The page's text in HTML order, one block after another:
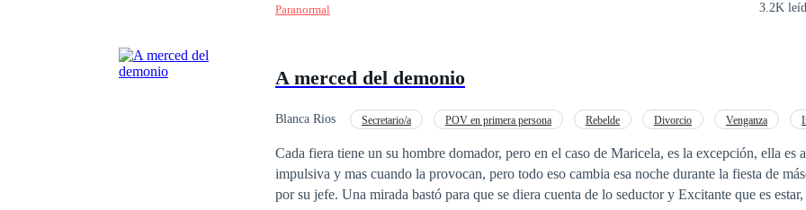
perdurando en el tiempo el efecto angustioso en los moradores del pueblo y de cuanta gente
nos adentra en las más oscuras facetas de sus personajes, movidos por el odio, la venganza,
Paranormal 3.2K
A merced del demonio
Blanca Rios Secretario/a POV en primera persona Rebelde Divorcio Venganza
Cada fiera tiene un su hombre domador, pero en el caso de Maricela, es la excepción, ella es
impulsiva y mas cuando la provocan, pero todo eso cambia esa noche durante la fiesta de
por su jefe. Una mirada bastó para que se diera cuenta de lo seductor y Excitante que es estar, A Merced del